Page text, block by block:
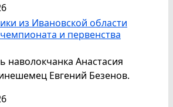
из Ивановской области
и первенства
наволокчанка Анастасия
Евгений Безенов.